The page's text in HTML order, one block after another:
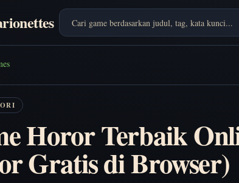
Horor Terbaik
Gratis di Browser)